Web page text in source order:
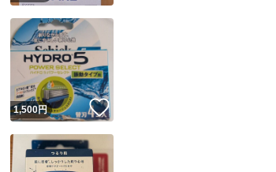
このユーザーは高頻度で24時間以内に発送しています
このユーザーは設定した発送日数内に発送しています
いいね！
1,500円